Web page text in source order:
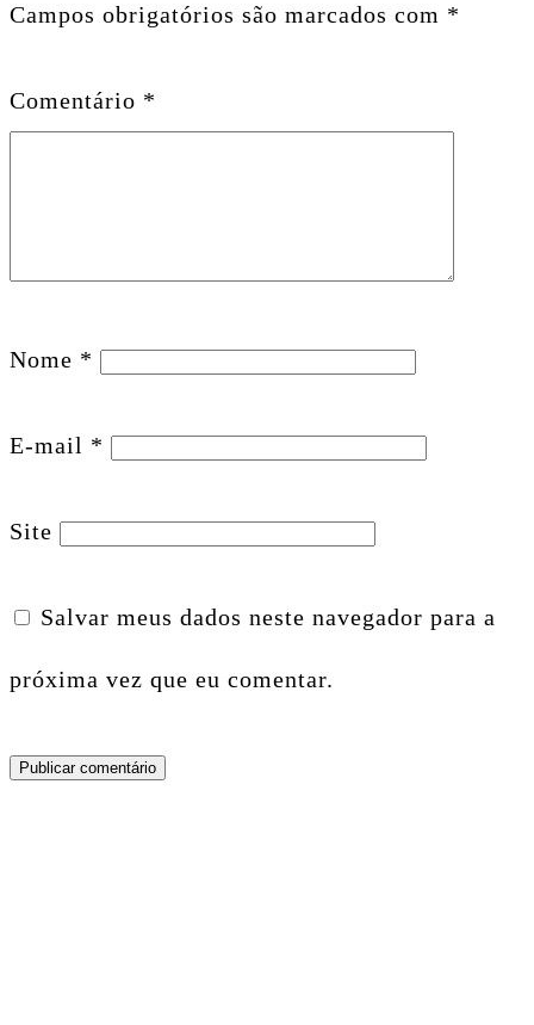
Campos obrigatórios são marcados com *
Comentário *
Nome *
E-mail *
Site
Salvar meus dados neste navegador para a
próxima vez que eu comentar.